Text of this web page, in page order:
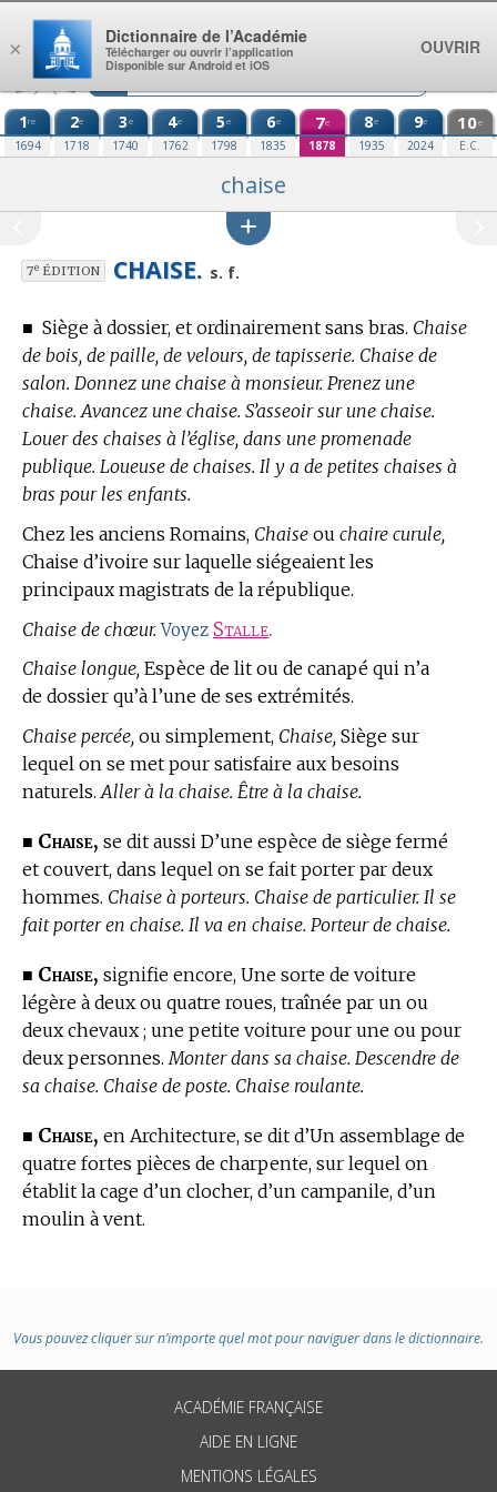
Aller au contenu
1re
1694
2e
1718
3e
1740
4e
1762
5e
1798
6e
1835
7e
1878
8e
1935
9e
2024
10e
E.C.
chaise
7eÉDITION CHAISE. s. f.
■ Siège à dossier, et ordinairement sans bras. Chaise
de bois, de paille, de velours, de tapisserie. Chaise de
salon. Donnez une chaise à monsieur. Prenez une
chaise. Avancez une chaise. S’asseoir sur une chaise.
Louer des chaises à l’église, dans une promenade
publique. Loueuse de chaises. Il y a de petites chaises à
bras pour les enfants.
Chez les anciens Romains, Chaise ou chaire curule,
Chaise d’ivoire sur laquelle siégeaient les
principaux magistrats de la république.
Chaise de chœur. Voyez Stalle.
Chaise longue, Espèce de lit ou de canapé qui n’a
de dossier qu’à l’une de ses extrémités.
Chaise percée, ou simplement, Chaise, Siège sur
lequel on se met pour satisfaire aux besoins
naturels. Aller à la chaise. Être à la chaise.
■ Chaise, se dit aussi D’une espèce de siège fermé
et couvert, dans lequel on se fait porter par deux
hommes. Chaise à porteurs. Chaise de particulier. Il se
fait porter en chaise. Il va en chaise. Porteur de chaise.
■ Chaise, signifie encore, Une sorte de voiture
légère à deux ou quatre roues, traînée par un ou
deux chevaux ; une petite voiture pour une ou pour
deux personnes. Monter dans sa chaise. Descendre de
sa chaise. Chaise de poste. Chaise roulante.
■ Chaise, en Architecture, se dit d’Un assemblage de
quatre fortes pièces de charpente, sur lequel on
établit la cage d’un clocher, d’un campanile, d’un
moulin à vent.
Vous pouvez cliquer sur n’importe quel mot pour naviguer dans le dictionnaire.
ACADÉMIE FRANÇAISE
AIDE EN LIGNE
MENTIONS LÉGALES
×
Dictionnaire de l’Académie
Télécharger ou ouvrir l’application
Disponible sur Android et iOS
OUVRIR